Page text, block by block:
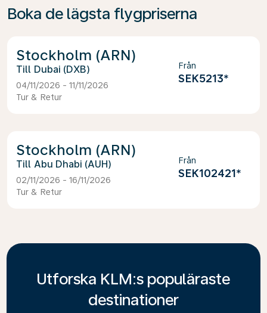
Boka de lägsta flygpriserna
Stockholm (ARN)
Dubai (DXB)
04/11/2026 - 11/11/2026
Tur & Retur
Från
SEK5213*
Stockholm (ARN)
Abu Dhabi (AUH)
02/11/2026 - 16/11/2026
Tur & Retur
Från
SEK102421*
Utforska KLM:s populäraste
destinationer